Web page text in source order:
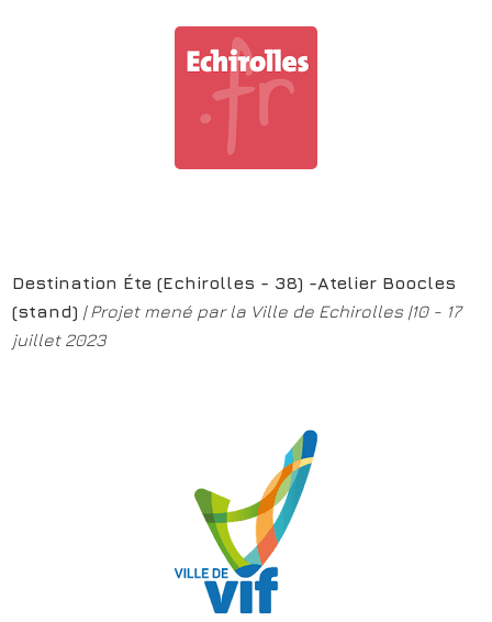
Destination Éte (Echirolles - 38) -Atelier Boocles
(stand) | Projet mené par la Ville de Echirolles |10 - 17
juillet 2023